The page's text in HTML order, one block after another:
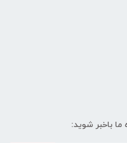
باخبر شوید: